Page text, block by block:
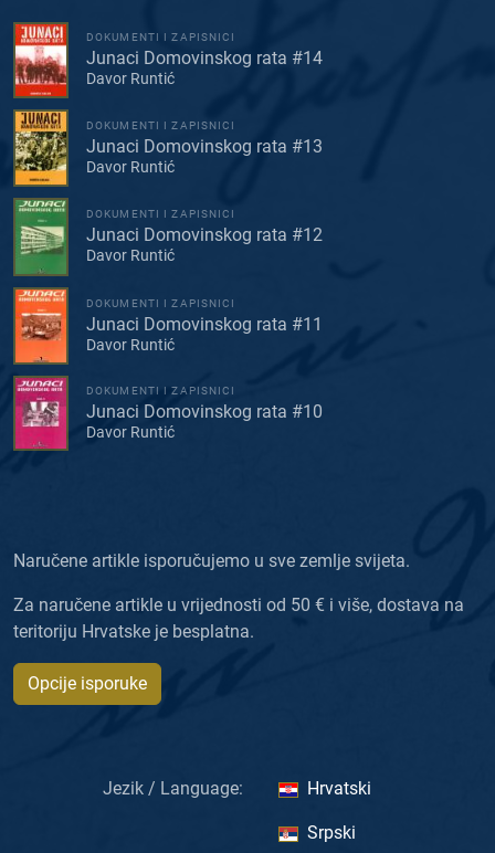
DOKUMENTI I ZAPISNICI
Junaci Domovinskog rata #14
Davor Runtić
DOKUMENTI I ZAPISNICI
Junaci Domovinskog rata #13
Davor Runtić
DOKUMENTI I ZAPISNICI
Junaci Domovinskog rata #12
Davor Runtić
DOKUMENTI I ZAPISNICI
Junaci Domovinskog rata #11
Davor Runtić
DOKUMENTI I ZAPISNICI
Junaci Domovinskog rata #10
Davor Runtić
Naručene artikle isporučujemo u sve zemlje svijeta.
Za naručene artikle u vrijednosti od 50 € i više, dostava na
teritoriju Hrvatske je besplatna.
Opcije isporuke
Jezik / Language: Hrvatski
Srpski